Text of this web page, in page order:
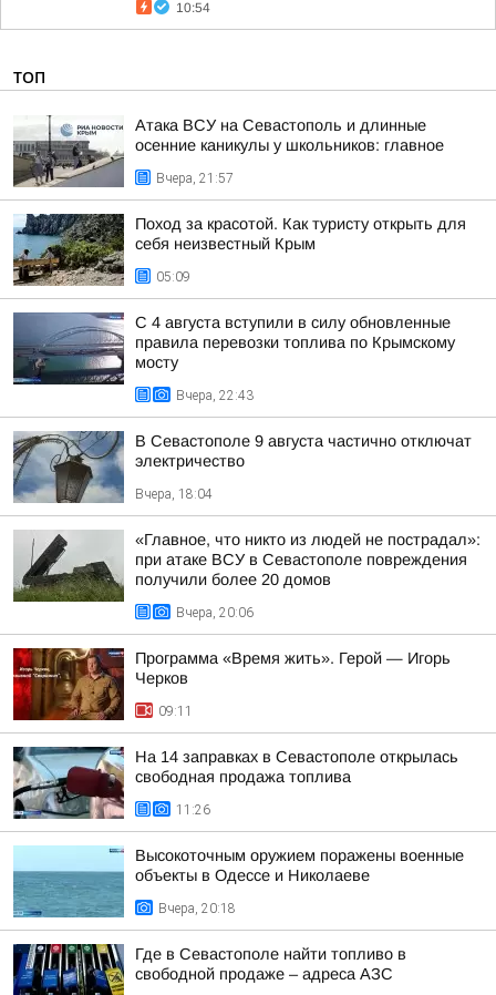
10:54
ТОП
Атака ВСУ на Севастополь и длинные
осенние каникулы у школьников: главное
Вчера, 21:57
Поход за красотой. Как туристу открыть для
себя неизвестный Крым
05:09
С 4 августа вступили в силу обновленные
правила перевозки топлива по Крымскому
мосту
Вчера, 22:43
В Севастополе 9 августа частично отключат
электричество
Вчера, 18:04
«Главное, что никто из людей не пострадал»:
при атаке ВСУ в Севастополе повреждения
получили более 20 домов
Вчера, 20:06
Программа «Время жить». Герой — Игорь
Черков
09:11
На 14 заправках в Севастополе открылась
свободная продажа топлива
11:26
Высокоточным оружием поражены военные
объекты в Одессе и Николаеве
Вчера, 20:18
Где в Севастополе найти топливо в
свободной продаже – адреса АЗС